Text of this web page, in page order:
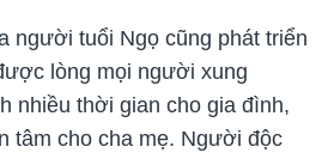
người tuổi Ngọ cũng phát triển
lòng mọi người xung
nhiều thời gian cho gia đình,
tâm cho cha mẹ. Người độc